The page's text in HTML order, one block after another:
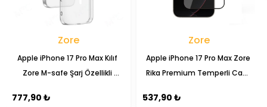
Zore
Apple iPhone 17 Pro Max Kılıf
Zore M-safe Şarj Özellikli
777,90 ₺
Zore
Apple iPhone 17 Pro Max Zore
Rika Premium Temperli Cam
537,90 ₺